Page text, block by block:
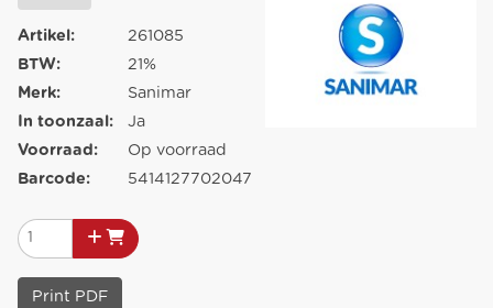
Artikel:
261085
BTW:
21%
Merk:
Sanimar
In toonzaal:
Ja
Voorraad:
Op voorraad
Barcode:
5414127702047
Print PDF